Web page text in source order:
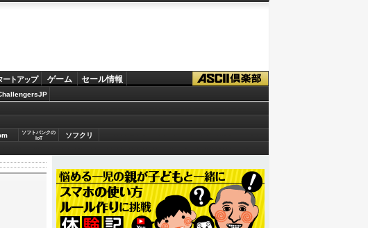
ートアップ ゲーム セール情報
ソフトバンクの
IoT
ソフクリ